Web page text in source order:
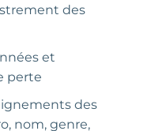
des
et
perte
des
nom, genre,